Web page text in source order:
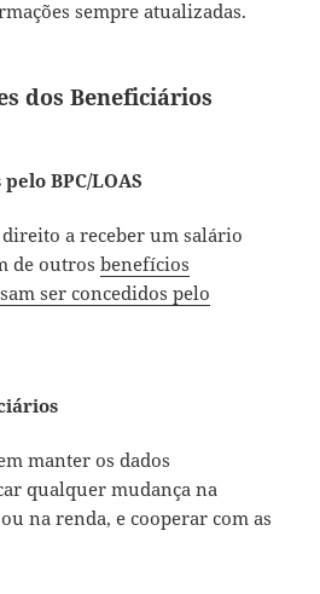
sempre atualizadas.
dos Beneficiários
BPC/LOAS
a receber um salário
de outrosbenefícios
ser concedidos pelo
manter os dados
qualquer mudança na
na renda, e cooperar com as